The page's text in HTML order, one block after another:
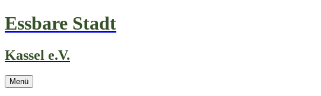
Zum
Inhalt
Essbare Stadt
Kassel e.V.
Menü